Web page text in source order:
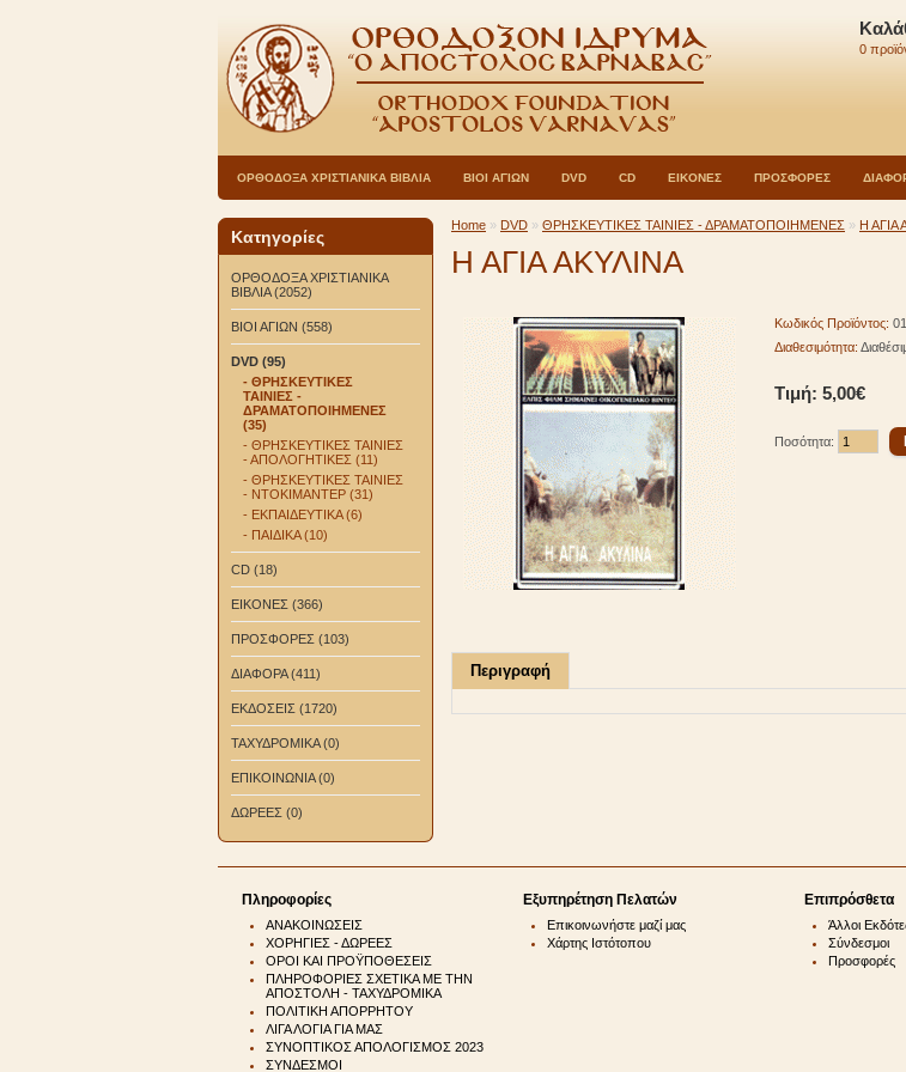
0
ΟΡΘΟΔΟΞΑ ΧΡΙΣΤΙΑΝΙΚΑ ΒΙΒΛΙΑ ΒΙΟΙ ΑΓΙΩΝ DVD CD ΕΙΚΟΝΕΣ ΠΡΟΣΦΟΡΕΣ
Κατηγορίες
ΟΡΘΟΔΟΞΑ ΧΡΙΣΤΙΑΝΙΚΑ
ΒΙΒΛΙΑ (2052)
ΒΙΟΙ ΑΓΙΩΝ (558)
DVD (95)
- ΘΡΗΣΚΕΥΤΙΚΕΣ
ΤΑΙΝΙΕΣ -
ΔΡΑΜΑΤΟΠΟΙΗΜΕΝΕΣ
(35)
- ΘΡΗΣΚΕΥΤΙΚΕΣ ΤΑΙΝΙΕΣ
- ΑΠΟΛΟΓΗΤΙΚΕΣ (11)
- ΘΡΗΣΚΕΥΤΙΚΕΣ ΤΑΙΝΙΕΣ
- ΝΤΟΚΙΜΑΝΤΕΡ (31)
- ΕΚΠΑΙΔΕΥΤΙΚΑ (6)
- ΠΑΙΔΙΚΑ (10)
CD (18)
ΕΙΚΟΝΕΣ (366)
ΠΡΟΣΦΟΡΕΣ (103)
ΔΙΑΦΟΡΑ (411)
ΕΚΔΟΣΕΙΣ (1720)
ΤΑΧΥΔΡΟΜΙΚΑ (0)
ΕΠΙΚΟΙΝΩΝΙΑ (0)
ΔΩΡΕΕΣ (0)
Home » DVD » ΘΡΗΣΚΕΥΤΙΚΕΣ ΤΑΙΝΙΕΣ - ΔΡΑΜΑΤΟΠΟΙΗΜΕΝΕΣ » Η ΑΓΙΑ
Η ΑΓΙΑ ΑΚΥΛΙΝΑ
Κωδικός Προϊόντος:
Διαθεσιμότητα:
Τιμή: 5,00€
Ποσότητα:
Περιγραφή
Πληροφορίες
ΑΝΑΚΟΙΝΩΣΕΙΣ
ΧΟΡΗΓΙΕΣ - ΔΩΡΕΕΣ
ΟΡΟΙ ΚΑΙ ΠΡΟΫΠΟΘΕΣΕΙΣ
ΠΛΗΡΟΦΟΡΙΕΣ ΣΧΕΤΙΚΑ ΜΕ ΤΗΝ
ΑΠΟΣΤΟΛΗ - ΤΑΧΥΔΡΟΜΙΚΑ
ΠΟΛΙΤΙΚΗ ΑΠΟΡΡΗΤΟΥ
ΛΙΓΑ ΛΟΓΙΑ ΓΙΑ ΜΑΣ
ΣΥΝΟΠΤΙΚΟΣ ΑΠΟΛΟΓΙΣΜΟΣ 2023
ΣΥΝΔΕΣΜΟΙ
Εξυπηρέτηση Πελατών
Επικοινωνήστε μαζί μας
Χάρτης Ιστότοπου
Επιπρόσθετα
Άλλοι
Σύνδεσμοι
Προσφορές